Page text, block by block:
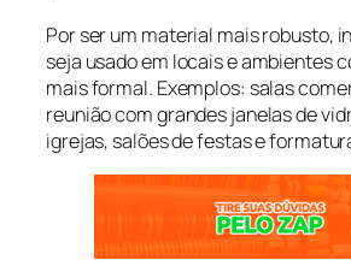
Por ser um material mais robusto,
seja usado em locais e ambientes
mais formal. Exemplos: salas
reunião com grandes janelas de
igrejas, salões de festas e